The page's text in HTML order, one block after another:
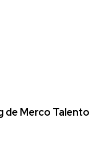
de Merco Talento